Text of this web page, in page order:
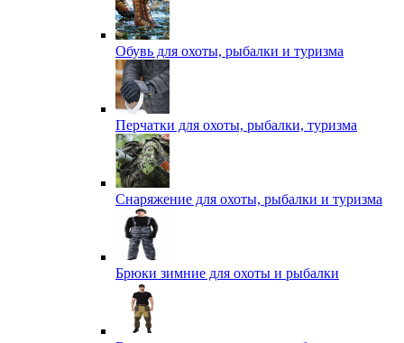
Обувь для охоты, рыбалки и туризма
Перчатки для охоты, рыбалки, туризма
Снаряжение для охоты, рыбалки и туризма
Брюки зимние для охоты и рыбалки